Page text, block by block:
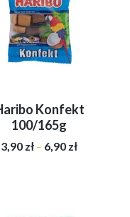
Konfekt
100/165g
3,90 zł – 6,90 złZakres